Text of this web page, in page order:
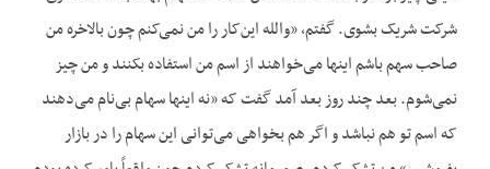
شرکت شریک بشوی. گفتم، «والله این‌کار را من نمی‌کنم چون بالاخره من
صاحب سهم باشم اینها می‌خواهند از اسم من استفاده بکنند و من چیز
نمی‌شوم. بعد چند روز بعد آمد گفت که «نه اینها سهام بی‌نام می‌دهند
که اسم تو هم نباشد و اگر هم بخواهی می‌توانی این سهام را در بازار